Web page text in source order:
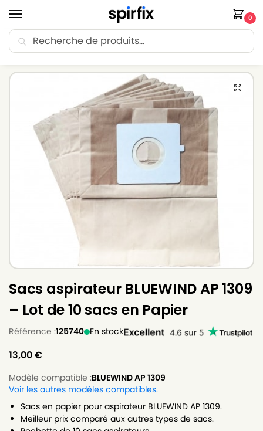
0
🚚 Livraison Point Relais offerte dès 30€ d’achat.
Sacs aspirateur BLUEWIND AP 1309
– Lot de 10 sacs en Papier
Référence :125740 En stock
13,00€
Modèle compatible :BLUEWIND AP 1309
Voir les autres modèles compatibles.
Sacs en papier pour aspirateur BLUEWIND AP 1309.
Meilleur prix comparé aux autres types de sacs.